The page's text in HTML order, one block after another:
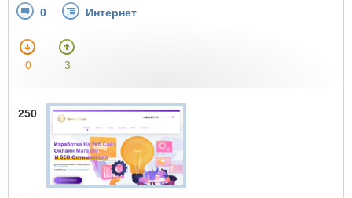
0 Интернет
0 3
250